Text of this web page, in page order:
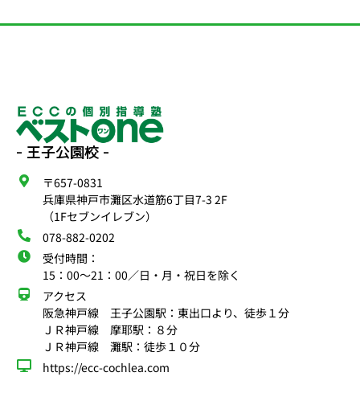
- 王子公園校 -
〒657-0831
兵庫県神戸市灘区水道筋6丁目7-3 2F
（1Fセブンイレブン）
078-882-0202
受付時間：
15：00〜21：00／日・月・祝日を除く
アクセス
阪急神戸線 王子公園駅：東出口より、徒歩１分
ＪＲ神戸線 摩耶駅：８分
ＪＲ神戸線 灘駅：徒歩１０分
https://ecc-cochlea.com